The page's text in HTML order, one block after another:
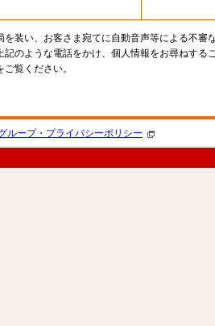
を装い、お客さま宛てに自動音声等による不審
記のような電話をかけ、個人情報をお尋ねする
ご覧ください。
ループ・プライバシーポリシー